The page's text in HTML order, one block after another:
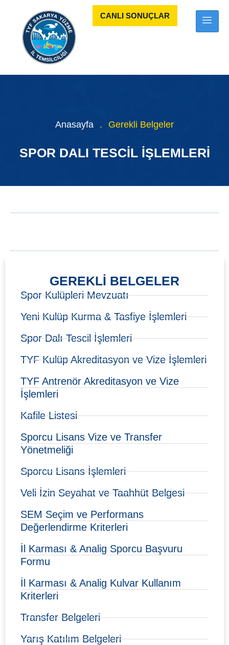
CANLI SONUÇLAR
Anasayfa . Gerekli Belgeler
SPOR DALI TESCIL İŞLEMLERI
GEREKLI BELGELER
Spor Kulüpleri Mevzuatı
Yeni Kulüp Kurma & Tasfiye İşlemleri
Spor Dalı Tescil İşlemleri
TYF Kulüp Akreditasyon ve Vize İşlemleri
TYF Antrenör Akreditasyon ve Vize
İşlemleri
Kafile Listesi
Sporcu Lisans Vize ve Transfer
Yönetmeliği
Sporcu Lisans İşlemleri
Veli İzin Seyahat ve Taahhüt Belgesi
SEM Seçim ve Performans
Değerlendirme Kriterleri
İl Karması & Analig Sporcu Başvuru
Formu
İl Karması & Analig Kulvar Kullanım
Kriterleri
Transfer Belgeleri
Yarış Katılım Belgeleri